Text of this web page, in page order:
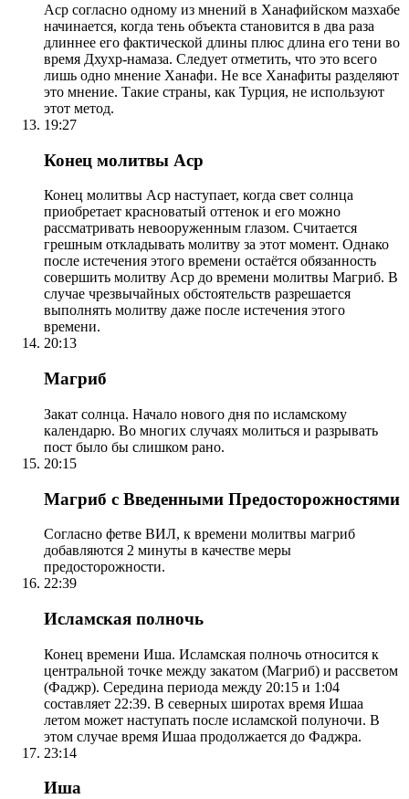
Аср согласно одному из мнений в Ханафийском мазхабе
начинается, когда тень объекта становится в два раза
длиннее его фактической длины плюс длина его тени во
время Дхухр-намаза. Следует отметить, что это всего
лишь одно мнение Ханафи. Не все Ханафиты разделяют
это мнение. Такие страны, как Турция, не используют
этот метод.
19:27
Конец молитвы Аср
Конец молитвы Аср наступает, когда свет солнца
приобретает красноватый оттенок и его можно
рассматривать невооруженным глазом. Считается
грешным откладывать молитву за этот момент. Однако
после истечения этого времени остаётся обязанность
совершить молитву Аср до времени молитвы Магриб. В
случае чрезвычайных обстоятельств разрешается
выполнять молитву даже после истечения этого
времени.
20:13
Магриб
Закат солнца. Начало нового дня по исламскому
календарю. Во многих случаях молиться и разрывать
пост было бы слишком рано.
20:15
Магриб с Введенными Предосторожностями
Согласно фетве ВИЛ, к времени молитвы магриб
добавляются 2 минуты в качестве меры
предосторожности.
22:39
Исламская полночь
Конец времени Иша. Исламская полночь относится к
центральной точке между закатом (Магриб) и рассветом
(Фаджр). Середина периода между 20:15 и 1:04
составляет 22:39. В северных широтах время Ишаа
летом может наступать после исламской полуночи. В
этом случае время Ишаа продолжается до Фаджра.
23:14
Иша